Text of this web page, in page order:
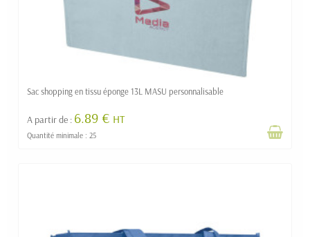
Sac shopping en tissu éponge 13L MASU personnalisable
A partir de : 6.89 € HT
Quantité minimale : 25